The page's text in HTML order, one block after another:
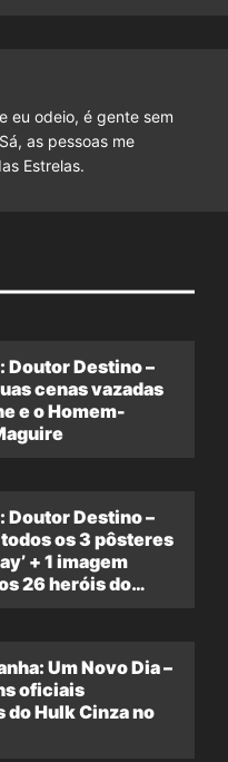
eu odeio, é gente sem
as pessoas me
Estrelas.
Doutor Destino –
cenas vazadas
e o Homem-
Doutor Destino –
os 3 pôsteres
+ 1 imagem
26 heróis do
Um Novo Dia –
oficiais
do Hulk Cinza no